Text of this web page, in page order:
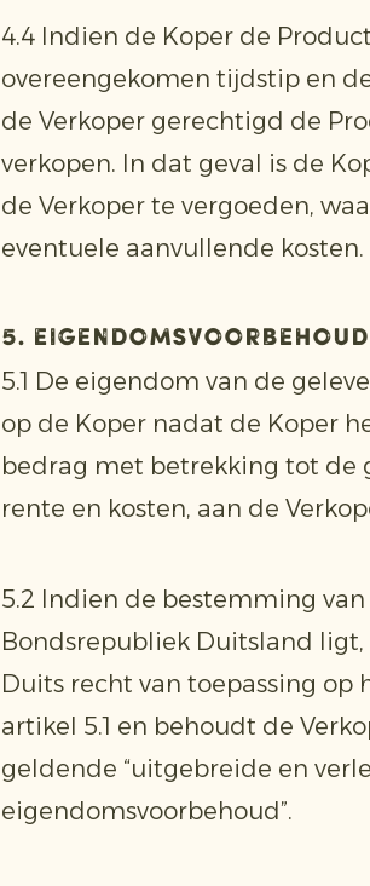
4.4 Indien de Koper de
overeengekomen tijdstip en
de Verkoper gerechtigd de
verkopen. In dat geval is de
de Verkoper te vergoeden,
eventuele aanvullende kosten.
5.
5.1 De eigendom van de
op de Koper nadat de Koper
bedrag met betrekking tot de
rente en kosten, aan de
5.2 Indien de bestemming
Bondsrepubliek Duitsland ligt,
Duits recht van toepassing
artikel 5.1 en behoudt de
geldende “uitgebreide en
eigendomsvoorbehoud”.